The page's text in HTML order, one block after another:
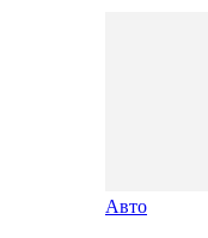
Авто